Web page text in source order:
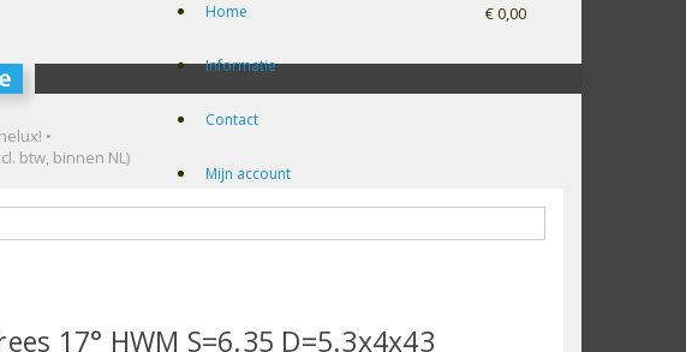
•
btw, binnen NL)
€ 0,00
Home
Informatie
Contact
Mijn account
17° HWM S=6.35 D=5.3x4x43